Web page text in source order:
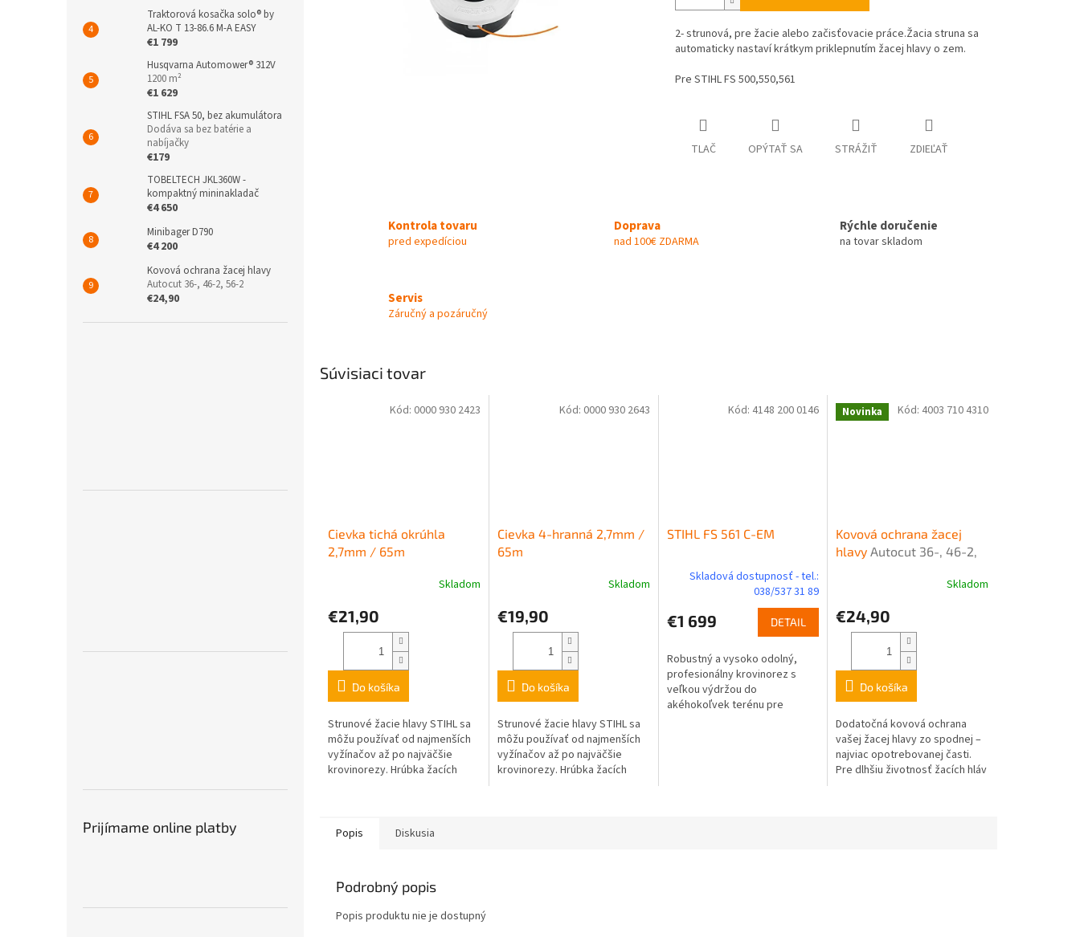
Traktorová kosačka solo® by
AL-KO T 13-86.6 M-A EASY
€1 799
Husqvarna Automower® 312V
1200 m²
€1 629
STIHL FSA 50, bez akumulátora
Dodáva sa bez batérie a
nabíjačky
€179
TOBELTECH JKL360W -
kompaktný mininakladač
€4 650
Minibager D790
€4 200
Kovová ochrana žacej hlavy
Autocut 36-, 46-2, 56-2
€24,90
Prijímame online platby
2- strunová, pre žacie alebo začisťovacie práce.Žacia struna sa
automaticky nastaví krátkym priklepnutím žacej hlavy o zem.
Pre STIHL FS 500,550,561
TLAČ OPÝTAŤ SA STRÁŽIŤ ZDIEĽAŤ
Kontrola tovaru
pred expedíciou
Doprava
nad 100€ ZDARMA
Rýchle doručenie
na tovar skladom
Servis
Záručný a pozáručný
Súvisiaci tovar
Cievka tichá okrúhla
2,7mm / 65m
Skladom
€21,90
Do košíka
Strunové žacie hlavy STIHL sa
môžu používať od najmenších
vyžínačov až po najväčšie
krovinorezy. Hrúbka žacích
Kód: 0000 930 2423
Cievka 4-hranná 2,7mm /
65m
Skladom
€19,90
Do košíka
Strunové žacie hlavy STIHL sa
môžu používať od najmenších
vyžínačov až po najväčšie
krovinorezy. Hrúbka žacích
Kód: 0000 930 2643
STIHL FS 561 C-EM
Skladová dostupnosť - tel.:
038/537 31 89
€1 699 DETAIL
Robustný a vysoko odolný,
profesionálny krovinorez s
veľkou výdržou do
akéhokoľvek terénu pre
Kód: 4148 200 0146 Novinka
Kovová ochrana žacej
hlavyAutocut 36-, 46-2,
Skladom
€24,90
Do košíka
Dodatočná kovová ochrana
vašej žacej hlavy zo spodnej –
najviac opotrebovanej časti.
Pre dlhšiu životnosť žacích hláv
Kód: 4003 710 4310
Popis Diskusia
Podrobný popis
Popis produktu nie je dostupný